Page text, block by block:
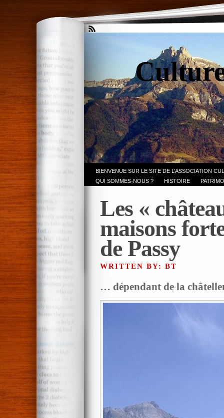
BIENVENUE SUR LE SITE DE L’ASSOCIATION
QUI SOMMES-NOUS ?
HISTOIRE
Les «
maisons
de Passy
WRITTEN BY: BT
… dépendant de la